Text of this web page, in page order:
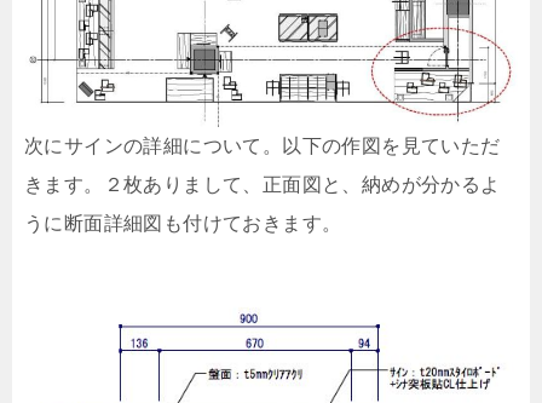
次にサインの詳細について。以下の作図を見ていただ
きます。２枚ありまして、正面図と、納めが分かるよ
うに断面詳細図も付けておきます。